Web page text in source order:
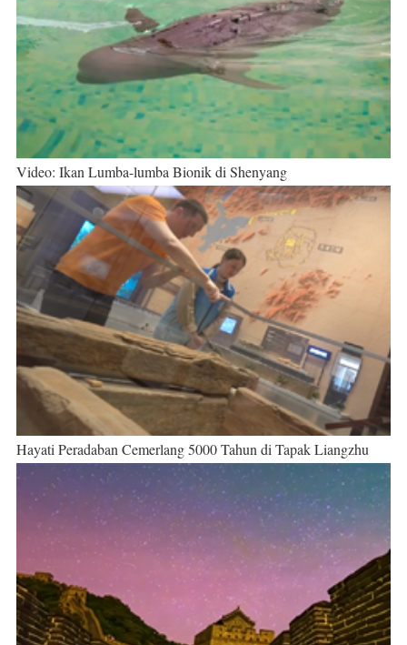
Video: Ikan Lumba-lumba Bionik di Shenyang
Hayati Peradaban Cemerlang 5000 Tahun di Tapak Liangzhu